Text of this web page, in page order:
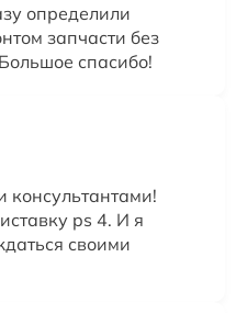
определили
запчасти без
спасибо!
консультантами!
ps 4. И я
своими